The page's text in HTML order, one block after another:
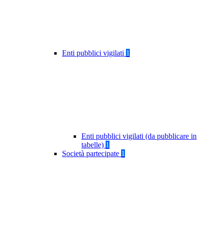
Enti pubblici vigilati 1
Enti pubblici vigilati (da pubblicare in
tabelle) 1
Società partecipate 1